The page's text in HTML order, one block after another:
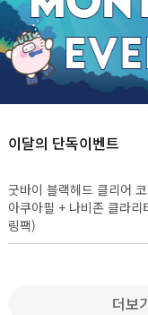
소노케어 1회 체험가
첫방문 이벤트 - 스킨케
토요일 시술 불가
크라이오 1회 체험가
이달의 단독이벤트
굿바이 블랙헤드 클리어
아쿠아필 + 나비존 클라
링팩)
더보